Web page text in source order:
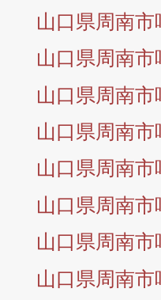
山口県周南
山口県周南
山口県周南
山口県周南市
山口県周南
山口県周南
山口県周南
山口県周南